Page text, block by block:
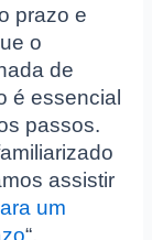
prazo e
o
de
é essencial
passos.
assistir
um
“.